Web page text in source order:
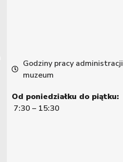
Godziny pracy administracji
muzeum
Od poniedziałku do piątku:
7:30 – 15:30